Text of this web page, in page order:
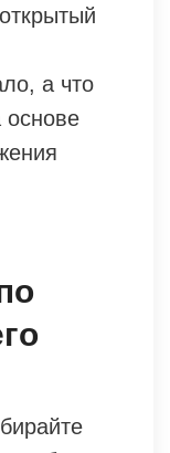
а что
основе